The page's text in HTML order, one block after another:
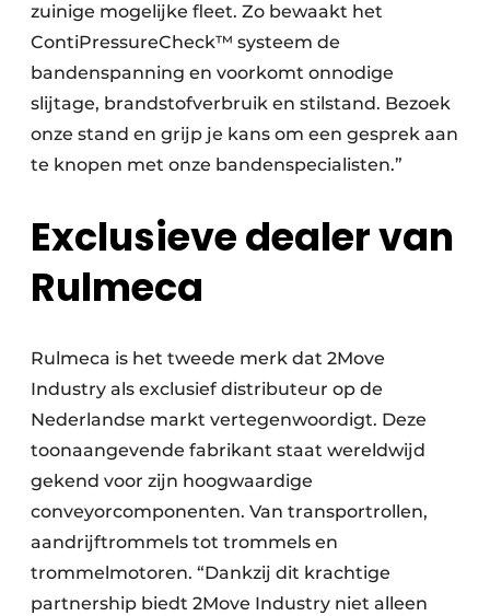
zuinige mogelijke fleet. Zo bewaakt het
ContiPressureCheck™ systeem de
bandenspanning en voorkomt onnodige
slijtage, brandstofverbruik en stilstand. Bezoek
onze stand en grijp je kans om een gesprek aan
te knopen met onze bandenspecialisten.”
Exclusieve dealer van
Rulmeca
Rulmeca is het tweede merk dat 2Move
Industry als exclusief distributeur op de
Nederlandse markt vertegenwoordigt. Deze
toonaangevende fabrikant staat wereldwijd
gekend voor zijn hoogwaardige
conveyorcomponenten. Van transportrollen,
aandrijftrommels tot trommels en
trommelmotoren. “Dankzij dit krachtige
partnership biedt 2Move Industry niet alleen